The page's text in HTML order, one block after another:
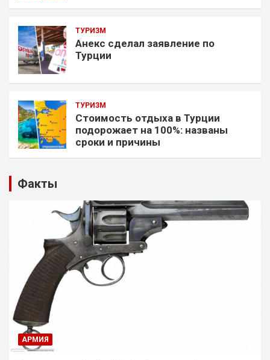
ТУРИЗМ
Анекс сделал заявление по
Турции
ТУРИЗМ
Стоимость отдыха в Турции
подорожает на 100%: названы
сроки и причины
Факты
АРМИЯ